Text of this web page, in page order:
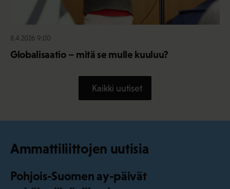
8.4.2026 9:00
Globalisaatio – mitä se mulle kuuluu?
Kaikki uutiset
Ammattiliittojen uutisia
Pohjois-Suomen ay-päivät